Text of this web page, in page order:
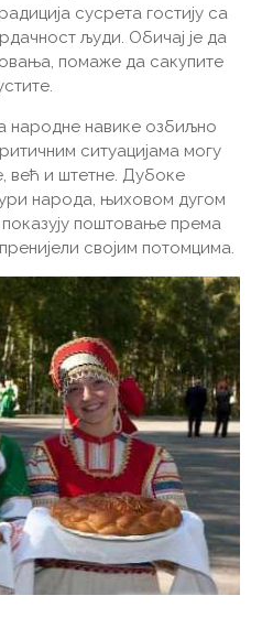
сусрета гостију са
људи. Обичај је да
помаже да сакупите
народне навике озбиљно
ситуацијама могу
већ и штетне. Дубоке
народа, њиховом дугом
поштовање према
својим потомцима.